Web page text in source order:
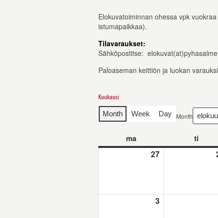
Elokuvatoiminnan ohessa vpk
istumapaikkaa).
Tilavaraukset:
Sähköpostitse:
Paloaseman keittiön ja luokan
Kuukausi
Month Week Day Month
mamaanantai titiistai
27
3